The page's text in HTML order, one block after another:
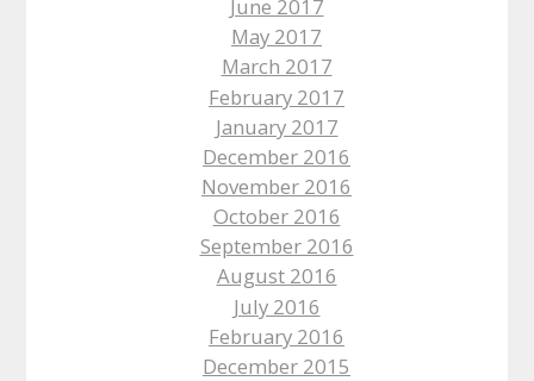
June 2017
May 2017
March 2017
February 2017
January 2017
December 2016
November 2016
October 2016
September 2016
August 2016
July 2016
February 2016
December 2015